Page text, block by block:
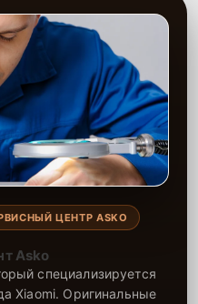
ЦЕНТР ASKO
Asko
специализируется
Xiaomi. Оригинальные